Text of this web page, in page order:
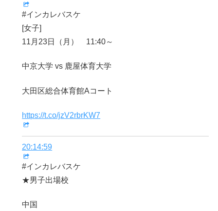
#インカレバスケ
[女子]
11月23日（月） 11:40～
中京大学 vs 鹿屋体育大学
大田区総合体育館Aコート
https://t.co/jzV2rbrKW7
20:14:59
#インカレバスケ
★男子出場校
中国